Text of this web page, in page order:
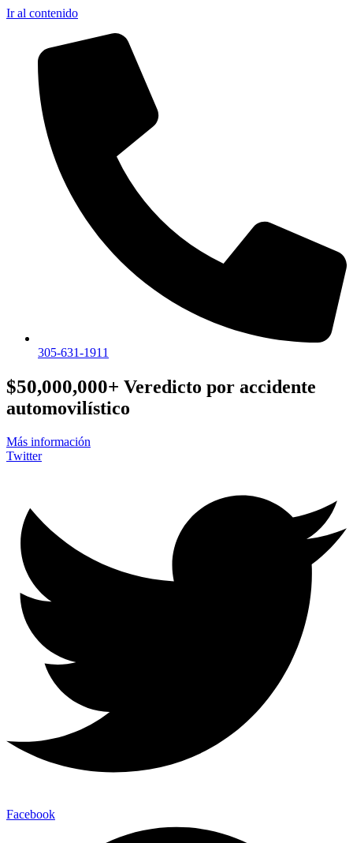
Ir al contenido
305-631-1911
$50,000,000+ Veredicto por accidente
automovilístico
Más información
Twitter
Facebook